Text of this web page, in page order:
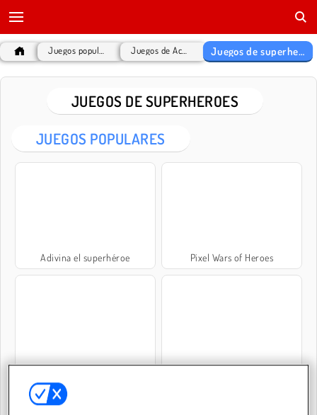
Juegos de superheroes
JUEGOS DE SUPERHEROES
JUEGOS POPULARES
Adivina el superhéroe Pixel Wars of Heroes
Superhero.io Superhero Tycoon